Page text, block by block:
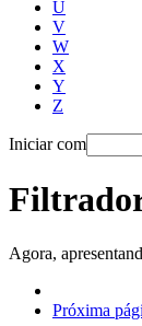
U
V
W
X
Y
Z
Iniciar com
Agora,
Próxima